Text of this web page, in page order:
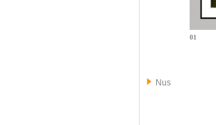
01
Nus